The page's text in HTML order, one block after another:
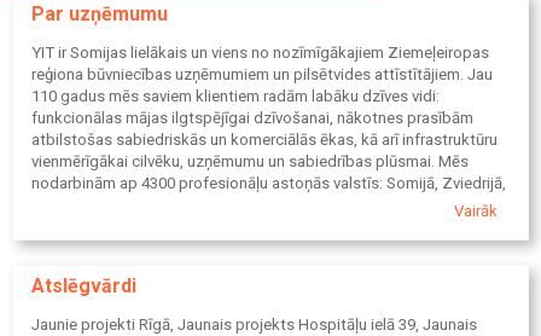
Par uzņēmumu
YIT ir Somijas lielākais un viens no nozīmīgākajiem Ziemeļeiropas
reģiona būvniecības uzņēmumiem un pilsētvides attīstītājiem. Jau
110 gadus mēs saviem klientiem radām labāku dzīves vidi:
funkcionālas mājas ilgtspējīgai dzīvošanai, nākotnes prasībām
atbilstošas sabiedriskās un komerciālās ēkas, kā arī infrastruktūru
vienmērīgākai cilvēku, uzņēmumu un sabiedrības plūsmai. Mēs
nodarbinām ap 4300 profesionāļu astoņās valstīs: Somijā, Zviedrijā,
Corporation akcijas ir kotētas biržā Nasdaq Helsinki Oy.
Vairāk
Atslēgvārdi
Jaunie projekti Rīgā, Jaunais projekts Hospitāļu ielā 39, Jaunais